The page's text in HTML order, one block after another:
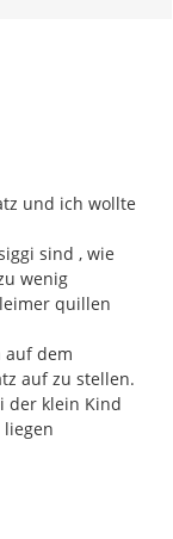
und ich wollte
sind , wie
wenig
quillen
auf dem
auf zu stellen.
der klein Kind